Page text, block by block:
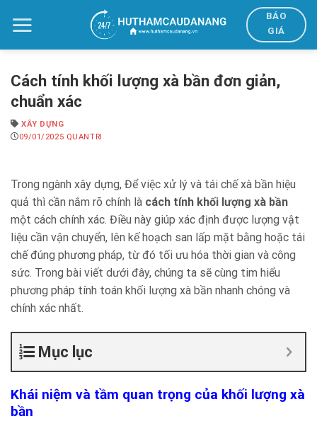
qua
BÁO
GIÁ
Cách tính khối lượng xà bần đơn giản,
chuẩn xác
XÂY DỰNG
09/01/2025 QUANTRI
Trong ngành xây dựng, Để việc xử lý và tái chế xà bần hiệu
quả thì cần nắm rõ chính là cách tính khối lượng xà bần
một cách chính xác. Điều này giúp xác định được lượng vật
liệu cần vận chuyển, lên kế hoạch san lấp mặt bằng hoặc tái
chế đúng phương pháp, từ đó tối ưu hóa thời gian và công
sức. Trong bài viết dưới đây, chúng ta sẽ cùng tim hiểu
phương pháp tính toán khối lượng xà bần nhanh chóng và
chính xác nhất.
Mục lục
Khái niệm và tầm quan trọng của khối lượng xà
bần